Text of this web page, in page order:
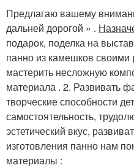
Предлагаю вашему
дальней дорогой » .
подарок, поделка на
панно из камешков своими
мастерить несложную
материала . 2. Развивать
творческие способности
самостоятельность,
эстетический вкус,
изготовления панно нам
материалы :